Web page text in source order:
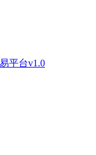
平台v1.0